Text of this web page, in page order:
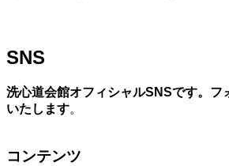
SNS
洗心道会館オフィシャルSNSです。フ
いたします。
コンテンツ